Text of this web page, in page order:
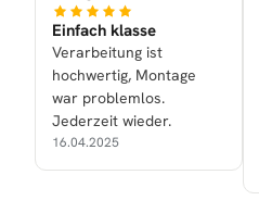
Einfach klasse
Verarbeitung ist
hochwertig, Montage
war problemlos.
Jederzeit wieder.
16.04.2025